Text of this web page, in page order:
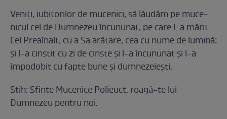
Veniţi, iubitorilor de muce­nici, să lăudăm pe muce­
nicul cel de Dumnezeu încu­nunat, pe care l-a mărit
Cel Preaînalt, cu a Sa arătare, cea cu nume de lumină;
şi l-a cinstit cu zi de cinste şi l-a încununat şi l-a
împodobit cu fapte bune şi dumnezeieşti.
Stih: Sfinte Mucenice Polieuct, roagă-te lui
Dumnezeu pentru noi.